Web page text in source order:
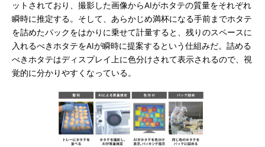
ットされており、撮影した画像からAIがホタテの質量をそれぞれ
瞬時に推定する。そして、あらかじめ満杯になる手前までホタテ
を詰めたパックをはかりに乗せて計量すると、残りのスペースに
入れるべきホタテをAIが瞬時に提案するという仕組みだ。詰める
べきホタテはディスプレイ上に色分けされて表示されるので、視
覚的に分かりやすくなっている。